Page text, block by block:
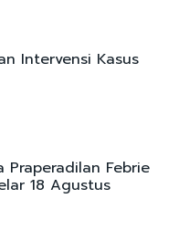
Intervensi Kasus
Praperadilan Febrie
18 Agustus